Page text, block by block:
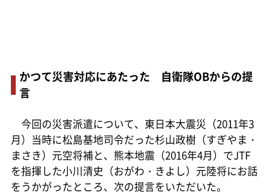
かつて災害対応にあたった 自衛隊OBからの提
言
今回の災害派遣について、東日本大震災（2011年3
月）当時に松島基地司令だった杉山政樹（すぎやま・
まさき）元空将補と、熊本地震（2016年4月）でJTF
を指揮した小川清史（おがわ・きよし）元陸将にお話
をうかがったところ、次の提言をいただいた。